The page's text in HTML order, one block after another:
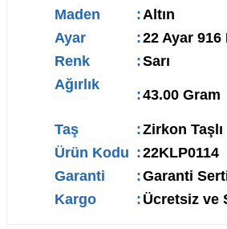
Maden :Altın
Ayar
:22 Ayar 916
Renk
:Sarı
Ağırlık
:43.00 Gram
Taş :Zirkon Taşlı
Ürün Kodu :22KLP0114
Garanti
:Garanti
Kargo
: Ücretsiz ve